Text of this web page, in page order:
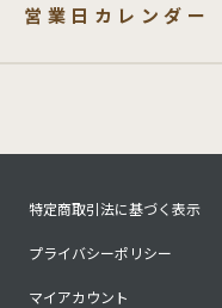
営業日カレンダー
特定商取引法に基づく表示
プライバシーポリシー
マイアカウント